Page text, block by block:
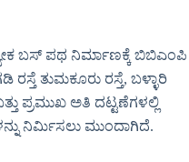
ಬಸ್ ಪಥ ನಿರ್ಮಾಣಕ್ಕೆ ಬಿಬಿಎಂಪಿ
ರಸ್ತೆ ತುಮಕೂರು ರಸ್ತೆ, ಬಳ್ಳಾರಿ
ಪ್ರಮುಖ ಅತಿ ದಟ್ಟಣೆಗಳಲ್ಲಿ
ನಿರ್ಮಿಸಲು ಮುಂದಾಗಿದೆ.